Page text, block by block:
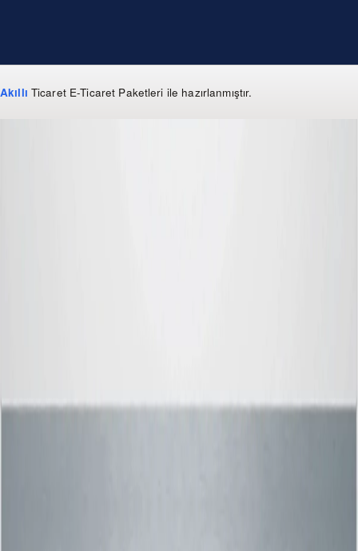
Akıllı Ticaret E-Ticaret Paketleri ile hazırlanmıştır.